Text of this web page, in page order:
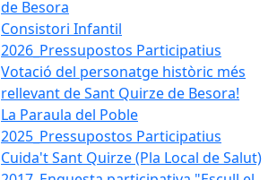
de Besora
Consistori Infantil
2026_Pressupostos Participatius
Votació del personatge històric més
rellevant de Sant Quirze de Besora!
La Paraula del Poble
2025_Pressupostos Participatius
Cuida't Sant Quirze (Pla Local de Salut)